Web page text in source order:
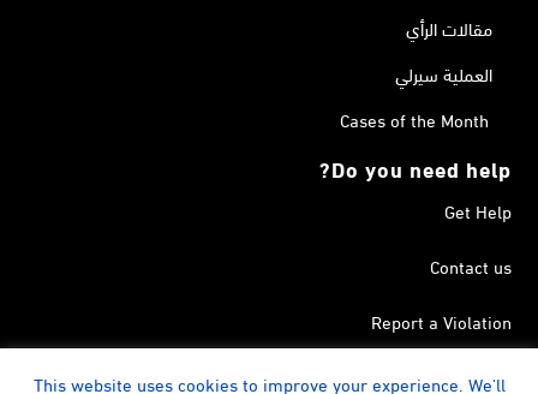
مقالات الرأي
العملية سيرلي
Cases of the Month
Do you need help?
Get Help
Contact us
Report a Violation
Search in the Terrorism List
This website uses cookies to improve your experience. We'll